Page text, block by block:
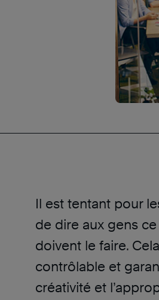
Il est tentant pour
de dire aux gens
doivent le faire.
contrôlable et
créativité et